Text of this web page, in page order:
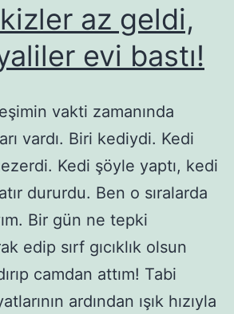
az geldi,
evi bastı!
vakti zamanında
vardı. Biri kediydi. Kedi
Kedi şöyle yaptı, kedi
dururdu. Ben o sıralarda
Bir gün ne tepki
edip sırf gıcıklık olsun
camdan attım! Tabi
ardından ışık hızıyla